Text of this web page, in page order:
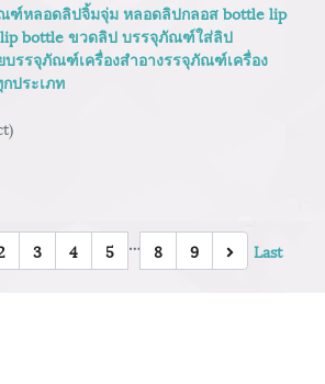
ฑ์หลอดลิปจิ้มจุ่ม หลอดลิปกลอส bottle lip
bottle ขวดลิป บรรจุภัณฑ์ใส่ลิป
บรรจุภัณฑ์เครื่องสำอางรรจุภัณฑ์เครื่อง
ประเภท
3 4 5 … 8 9 Last